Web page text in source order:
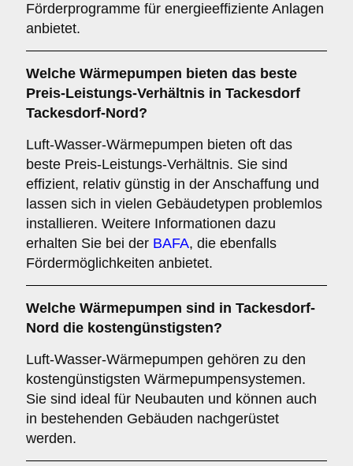
Förderprogramme für energieeffiziente Anlagen
anbietet.
Welche Wärmepumpen bieten das beste
Preis-Leistungs-Verhältnis in Tackesdorf
Tackesdorf-Nord?
Luft-Wasser-Wärmepumpen bieten oft das
beste Preis-Leistungs-Verhältnis. Sie sind
effizient, relativ günstig in der Anschaffung und
lassen sich in vielen Gebäudetypen problemlos
installieren. Weitere Informationen dazu
erhalten Sie bei der BAFA, die ebenfalls
Fördermöglichkeiten anbietet.
Welche Wärmepumpen sind in Tackesdorf-
Nord die kostengünstigsten?
Luft-Wasser-Wärmepumpen gehören zu den
kostengünstigsten Wärmepumpensystemen.
Sie sind ideal für Neubauten und können auch
in bestehenden Gebäuden nachgerüstet
werden.